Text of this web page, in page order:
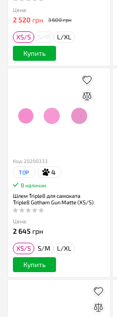
Цена:
2 520 грн 3 600 грн
XS/S L/XL
Купить
Код: 20200333
TOP 4
В наличии
Шлем Triple8 для самоката
Triple8 Gotham Gun Matte (XS/S)
Цена:
2 645 грн
XS/S S/M L/XL
Купить